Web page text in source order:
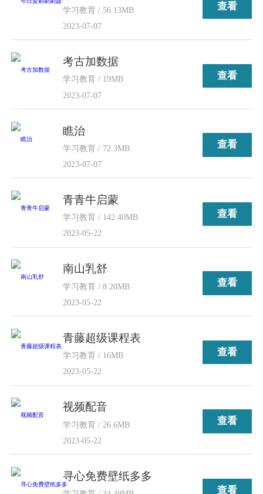
学习教育 / 56.13MB
2023-07-07
查看
考古加数据
学习教育 / 19MB
2023-07-07
查看
瞧治
学习教育 / 72.3MB
2023-07-07
查看
青青牛启蒙
学习教育 / 142.40MB
2023-05-22
查看
南山乳舒
学习教育 / 8.20MB
2023-05-22
查看
青藤超级课程表
学习教育 / 16MB
2023-05-22
查看
视频配音
学习教育 / 26.6MB
2023-05-22
查看
寻心免费壁纸多多
查看